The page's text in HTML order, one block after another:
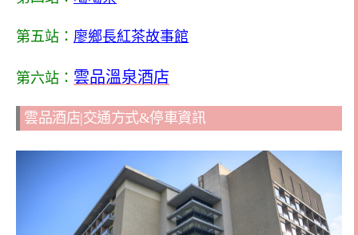
第五站： 廖鄉長紅茶故事館
第六站： 雲品溫泉酒店
雲品酒店|交通方式&停車資訊